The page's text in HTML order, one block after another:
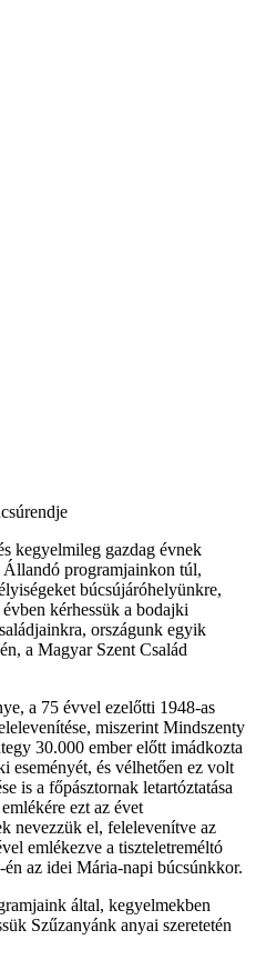
kegyelmileg gazdag évnek
programjainkon túl,
búcsújáróhelyünkre,
kérhessük a bodajki
országunk egyik
a Magyar Szent Család
a 75 évvel ezelőtti 1948-as
miszerint Mindszenty
30.000 ember előtt imádkozta
eseményét, és vélhetően ez volt
is a főpásztornak letartóztatása
ezt az évet
nevezzük el, felelevenítve az
emlékezve a tiszteletreméltó
az idei Mária-napi búcsúnkkor.
által, kegyelmekben
Szűzanyánk anyai szeretetén